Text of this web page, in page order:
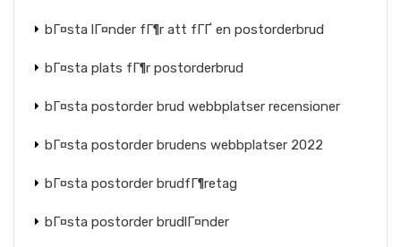
bГ¤sta lГ¤nder fГ¶r att fГҐ en postorderbrud
bГ¤sta plats fГ¶r postorderbrud
bГ¤sta postorder brud webbplatser recensioner
bГ¤sta postorder brudens webbplatser 2022
bГ¤sta postorder brudfГ¶retag
bГ¤sta postorder brudlГ¤nder